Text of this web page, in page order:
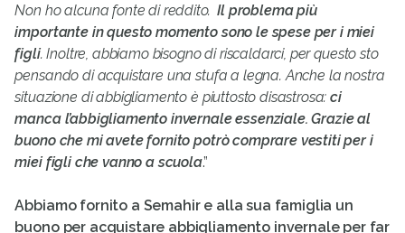
Non ho alcuna fonte di reddito.Il problema più
importante in questo momento sono le spese per i miei
figli. Inoltre, abbiamo bisogno di riscaldarci, per questo sto
pensando di acquistare una stufa a legna. Anche la nostra
situazione di abbigliamento è piuttosto disastrosa:ci
manca l’abbigliamento invernale essenziale. Grazie al
buono che mi avete fornito potrò comprare vestiti per i
miei figli che vanno a scuola.”
Abbiamo fornito a Semahir e alla sua famiglia un
buono per acquistare abbigliamento invernale per far